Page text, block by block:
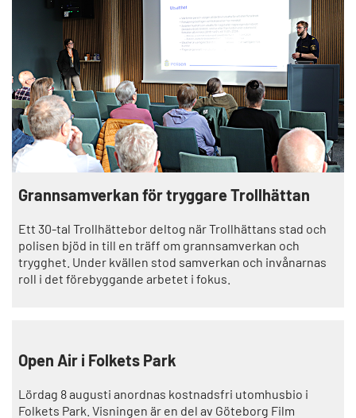
Grannsamverkan för tryggare Trollhättan
Ett 30-tal Trollhättebor deltog när Trollhättans stad och
polisen bjöd in till en träff om grannsamverkan och
trygghet. Under kvällen stod samverkan och invånarnas
roll i det förebyggande arbetet i fokus.
Open Air i Folkets Park
Lördag 8 augusti anordnas kostnadsfri utomhusbio i
Folkets Park. Visningen är en del av Göteborg Film